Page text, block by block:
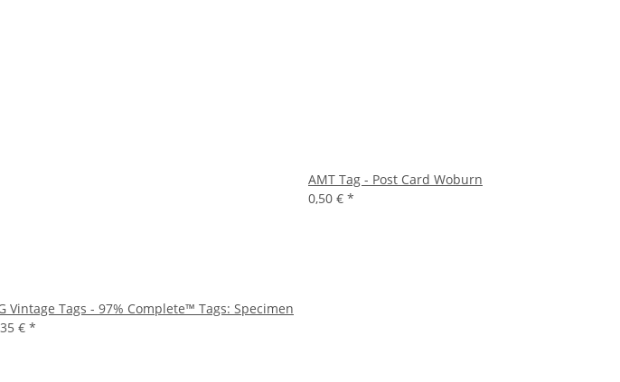
Vintage Tags - 97% Complete™ Tags: Specimen
€ *
AMT Tag - Post Card Woburn
0,50 € *